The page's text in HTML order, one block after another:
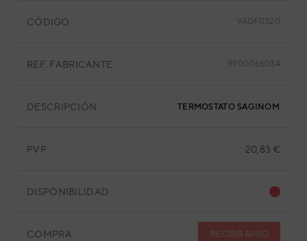
CÓDIGO 9AGF0320
REF. FABRICANTE 9900065034
DESCRIPCIÓN TERMOSTATO SAGINOMIYA
PVP 20,83 €
DISPONIBILIDAD
COMPRA RECIBIR AVISO